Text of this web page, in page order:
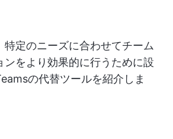
特定のニーズに合わせてチーム
ンをより効果的に行うために設
の代替ツールを紹介しま